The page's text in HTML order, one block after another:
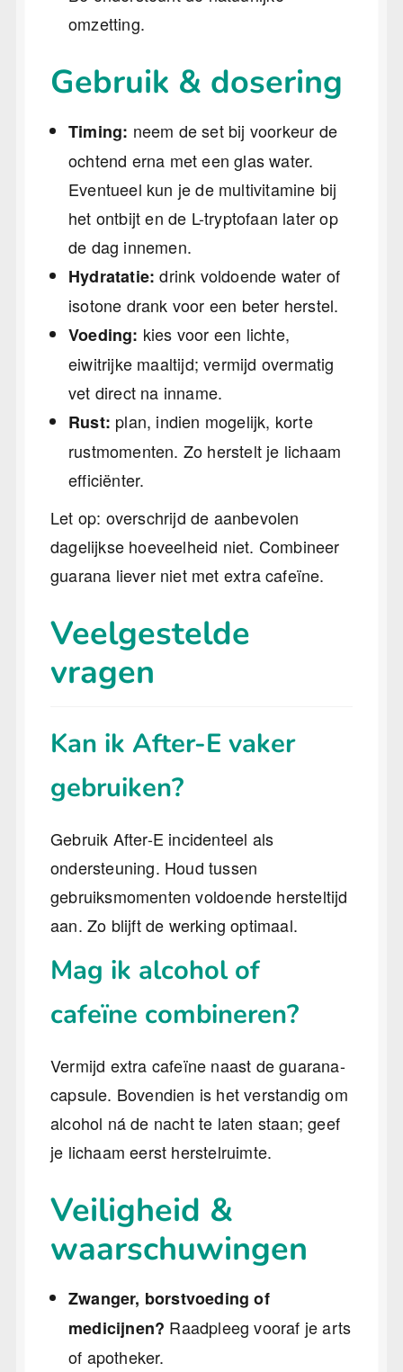
omzetting.
Gebruik & dosering
Timing: neem de set bij voorkeur de
ochtend erna met een glas water.
Eventueel kun je de multivitamine bij
het ontbijt en de L-tryptofaan later op
de dag innemen.
Hydratatie: drink voldoende water of
isotone drank voor een beter herstel.
Voeding: kies voor een lichte,
eiwitrijke maaltijd; vermijd overmatig
vet direct na inname.
Rust: plan, indien mogelijk, korte
rustmomenten. Zo herstelt je lichaam
efficiënter.
Let op: overschrijd de aanbevolen
dagelijkse hoeveelheid niet. Combineer
guarana liever niet met extra cafeïne.
Veelgestelde
vragen
Kan ik After-E vaker
gebruiken?
Gebruik After-E incidenteel als
ondersteuning. Houd tussen
gebruiksmomenten voldoende hersteltijd
aan. Zo blijft de werking optimaal.
Mag ik alcohol of
cafeïne combineren?
Vermijd extra cafeïne naast de guarana-
capsule. Bovendien is het verstandig om
alcohol ná de nacht te laten staan; geef
je lichaam eerst herstelruimte.
Veiligheid &
waarschuwingen
Zwanger, borstvoeding of
medicijnen? Raadpleeg vooraf je arts
of apotheker.